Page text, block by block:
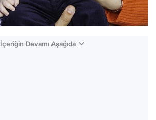
İçeriğin Devamı Aşağıda